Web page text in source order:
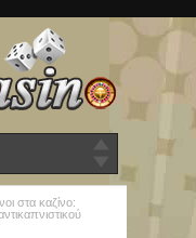
στα καζίνο: